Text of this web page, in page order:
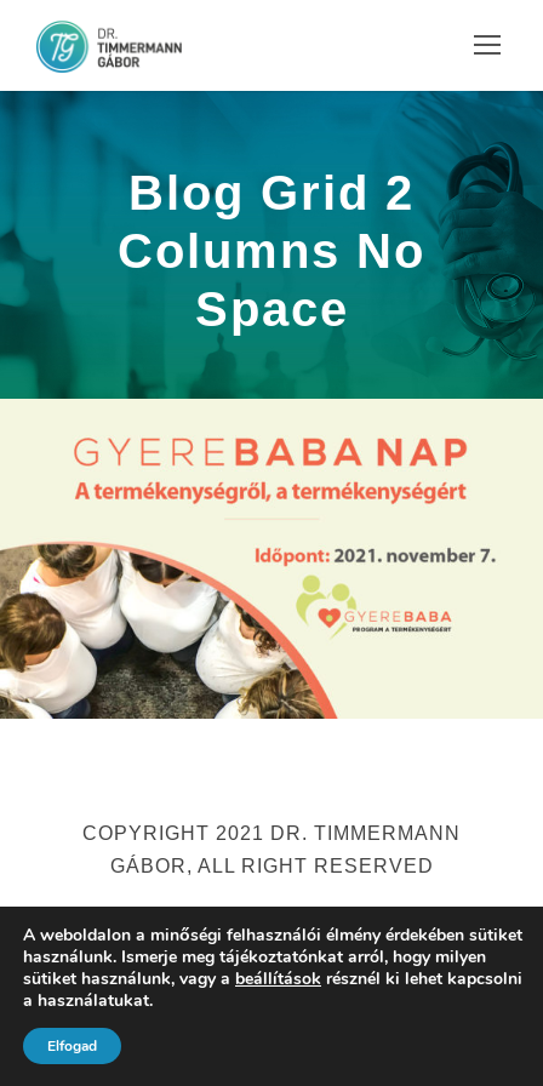
Blog Grid 2
Columns No
Space
2021.10.12. TG
COPYRIGHT 2021 DR. TIMMERMANN
GÁBOR, ALL RIGHT RESERVED
A weboldalon a minőségi felhasználói élmény érdekében sütiket
használunk. Ismerje meg tájékoztatónkat arról, hogy milyen
sütiket használunk, vagy a beállítások résznél ki lehet kapcsolni
a használatukat.
Elfogad